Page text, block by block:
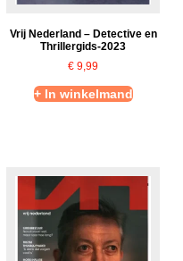
Vrij Nederland – Detective en
Thrillergids-2023
€ 9,99
+ In winkelmand